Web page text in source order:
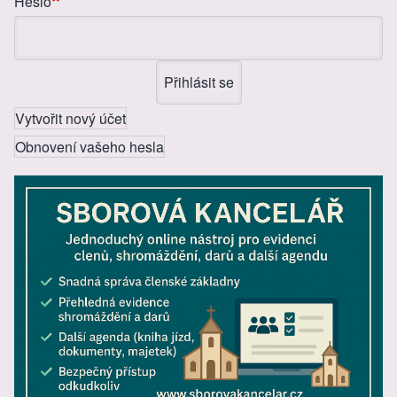
Vytvořit nový účet
Obnovení vašeho hesla